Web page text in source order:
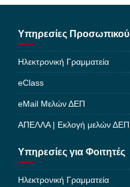
Υπηρεσίες Προσωπικού
Ηλεκτρονική Γραμματεία
eClass
eMail Μελών ΔΕΠ
ΑΠΕΛΛΑ | Εκλογή μελών ΔΕΠ
Υπηρεσίες για Φοιτητές
Ηλεκτρονική Γραμματεία